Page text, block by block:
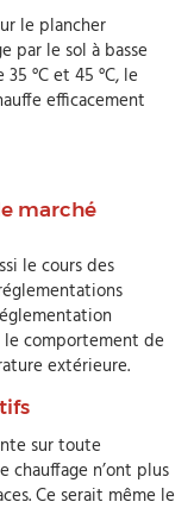
le plancher
par le sol à basse
°C et 45 °C, le
efficacement
marché
le cours des
comportement de
extérieure.
sur toute
n’ont plus
Ce serait même le